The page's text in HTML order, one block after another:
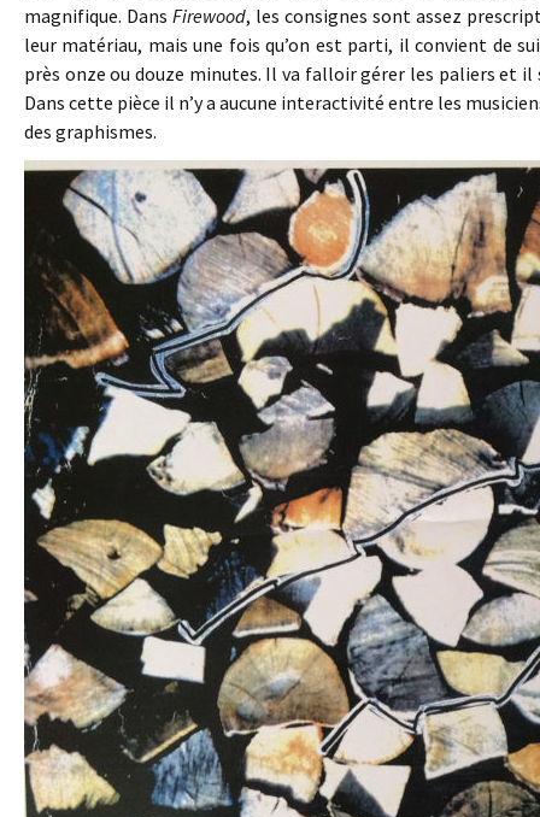
magnifique. Dans Firewood, les consignes sont assez
leur matériau, mais une fois qu’on est parti, il convient de
près onze ou douze minutes. Il va falloir gérer les paliers et
Dans cette pièce il n’y a aucune interactivité entre les
des graphismes.